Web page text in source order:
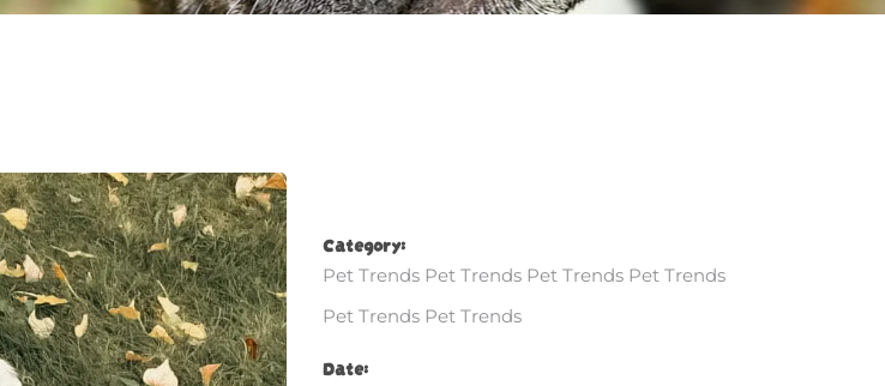
Category:
Pet Trends Pet Trends Pet Trends Pet Trends
Pet Trends Pet Trends
Date: